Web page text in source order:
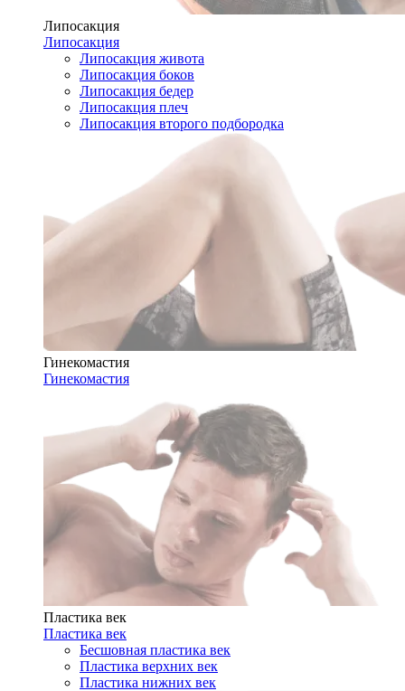
Липосакция
Липосакция
Липосакция живота
Липосакция боков
Липосакция бедер
Липосакция плеч
Липосакция второго подбородка
Гинекомастия
Гинекомастия
Пластика век
Пластика век
Бесшовная пластика век
Пластика верхних век
Пластика нижних век